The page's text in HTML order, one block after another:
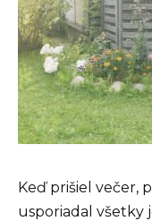
Keď prišiel večer,
usporiadal všetky